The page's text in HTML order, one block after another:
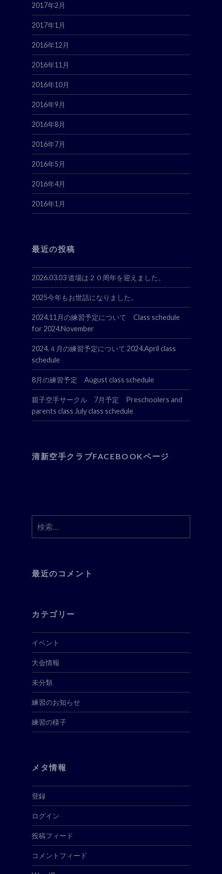
2017年2月
2017年1月
2016年12月
2016年11月
2016年10月
2016年9月
2016年8月
2016年7月
2016年5月
2016年4月
2016年1月
最近の投稿
2026.03.03 道場は２０周年を迎えました。
2025今年もお世話になりました。
2024.11月の練習予定について Class schedule
for 2024.November
2024.４月の練習予定について 2024.April class
schedule
8月の練習予定 August class schedule
親子空手サークル 7月予定 Preschoolers and
parents class July class schedule
清新空手クラブFACEBOOKページ
索:
最近のコメント
カテゴリー
イベント
大会情報
未分類
練習のお知らせ
練習の様子
メタ情報
登録
ログイン
投稿フィード
コメントフィード